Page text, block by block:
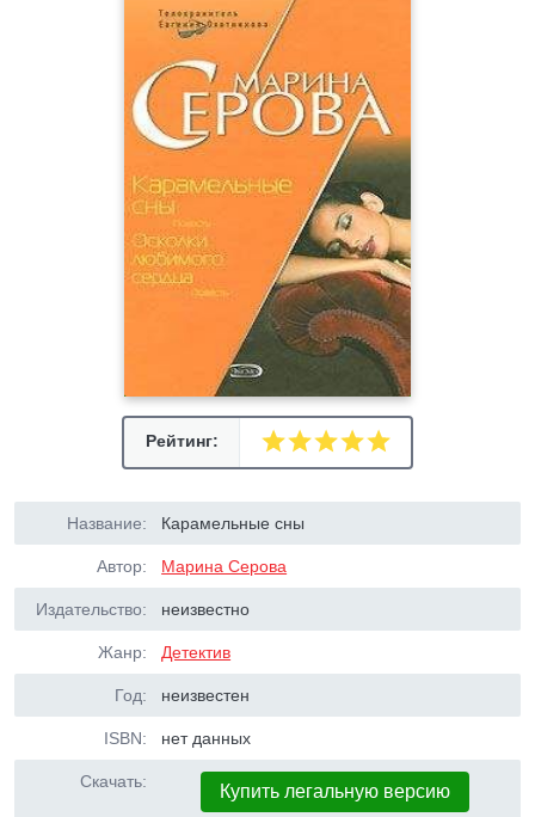
Рейтинг:
Название: Карамельные сны
Автор: Марина Серова
Издательство: неизвестно
Жанр: Детектив
Год: неизвестен
ISBN: нет данных
Скачать: Купить легальную версию